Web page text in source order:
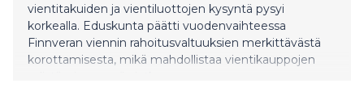
vientitakuiden ja vientiluottojen kysyntä pysyi
korkealla. Eduskunta päätti vuodenvaihteessa
Finnveran viennin rahoitusvaltuuksien merkittävästä
korottamisesta, mikä mahdollistaa vientikauppojen